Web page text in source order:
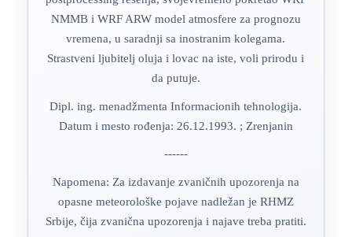
NMMB i WRF ARW model atmosfere za prognozu
vremena, u saradnji sa inostranim kolegama.
Strastveni ljubitelj oluja i lovac na iste, voli prirodu i
da putuje.
Dipl. ing. menadžmenta Informacionih tehnologija.
Datum i mesto rođenja: 26.12.1993. ; Zrenjanin
------
Napomena: Za izdavanje zvaničnih upozorenja na
opasne meteorološke pojave nadležan je RHMZ
Srbije, čija zvanična upozorenja i najave treba pratiti.